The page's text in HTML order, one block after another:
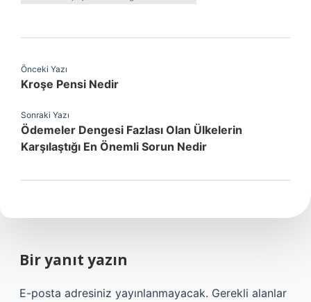
Önceki Yazı
Kroşe Pensi Nedir
Sonraki Yazı
Ödemeler Dengesi Fazlası Olan Ülkelerin
Karşılaştığı En Önemli Sorun Nedir
Bir yanıt yazın
E-posta adresiniz yayınlanmayacak. Gerekli alanlar